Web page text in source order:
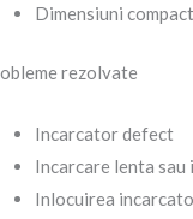
Dimensiuni
rezolvate
Incarcator defect
Incarcare lenta sau
Inlocuirea